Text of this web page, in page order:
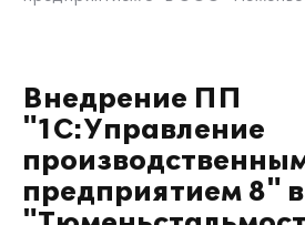
Внедрение ПП
"1С:Управление
предприятием 8"